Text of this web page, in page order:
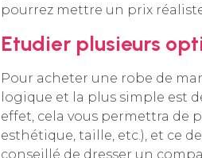
pourrez mettre un prix
Etudier plusieurs
Pour acheter une robe de
logique et la plus simple est
effet, cela vous permettra de
esthétique, taille, etc.), et ce
conseillé de dresser un